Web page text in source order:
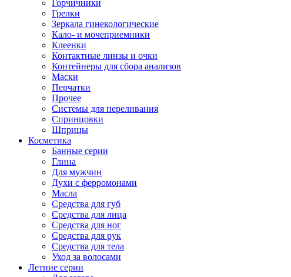
Горчичники
Грелки
Зеркала гинекологические
Кало- и мочеприемники
Клеенки
Контактные линзы и очки
Контейнеры для сбора анализов
Маски
Перчатки
Прочее
Системы для переливания
Спринцовки
Шприцы
Косметика
Банные серии
Глина
Для мужчин
Духи с ферромонами
Масла
Средства для губ
Средства для лица
Средства для ног
Средства для рук
Средства для тела
Уход за волосами
Летние серии